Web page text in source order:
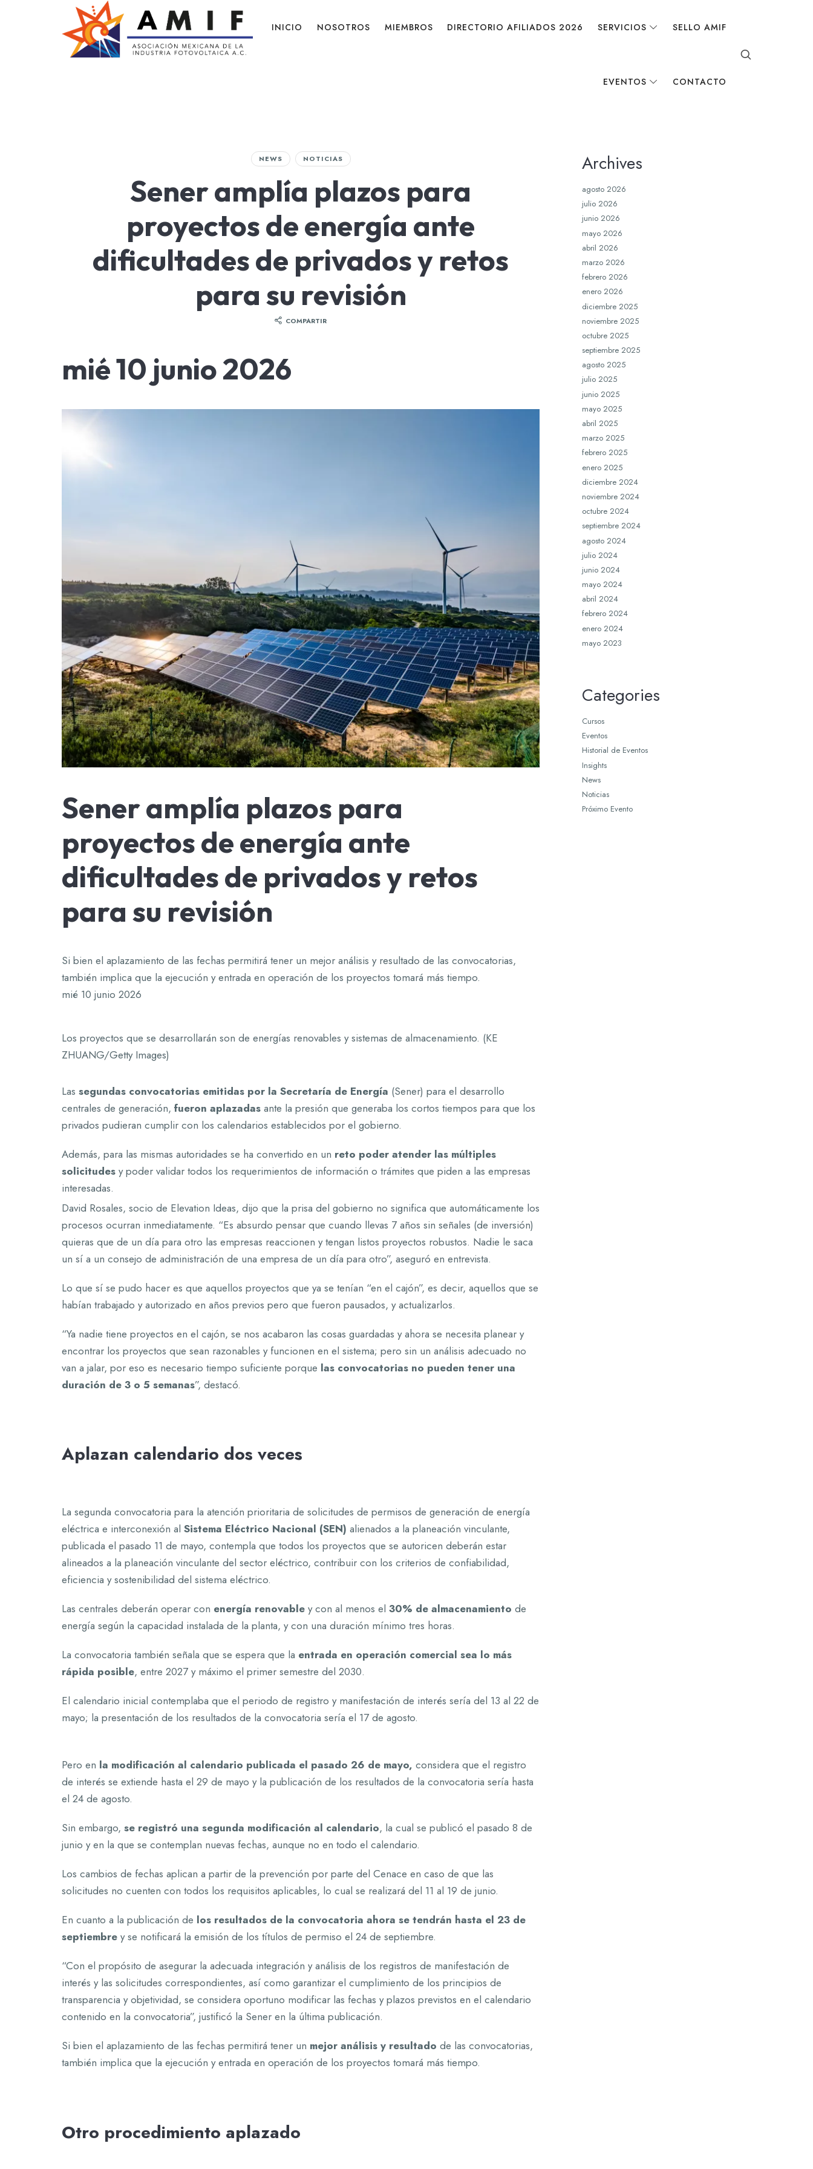
AMIF INICIO NOSOTROS MIEMBROS DIRECTORIO AFILIADOS 2026 SERVICIOS SELLO AMIF
EVENTOS CONTACTO
NEWS NOTICIAS
Sener amplía plazos para
proyectos de energía ante
dificultades de privados y retos
para su revisión
COMPARTIR
mié 10 junio 2026
Sener amplía plazos para
proyectos de energía ante
dificultades de privados y retos
para su revisión
Si bien el aplazamiento de las fechas permitirá tener un mejor análisis y resultado de las convocatorias,
también implica que la ejecución y entrada en operación de los proyectos tomará más tiempo.
mié 10 junio 2026
Los proyectos que se desarrollarán son de energías renovables y sistemas de almacenamiento. (KE
ZHUANG/Getty Images)
Las segundas convocatorias emitidas por la Secretaría de Energía (Sener) para el desarrollo
centrales de generación, fueron aplazadas ante la presión que generaba los cortos tiempos para que los
privados pudieran cumplir con los calendarios establecidos por el gobierno.
Además, para las mismas autoridades se ha convertido en un reto poder atender las múltiples
solicitudes y poder validar todos los requerimientos de información o trámites que piden a las empresas
interesadas.
David Rosales, socio de Elevation Ideas, dijo que la prisa del gobierno no significa que automáticamente los
procesos ocurran inmediatamente. “Es absurdo pensar que cuando llevas 7 años sin señales (de inversión)
quieras que de un día para otro las empresas reaccionen y tengan listos proyectos robustos. Nadie le saca
un sí a un consejo de administración de una empresa de un día para otro”, aseguró en entrevista.
Lo que sí se pudo hacer es que aquellos proyectos que ya se tenían “en el cajón”, es decir, aquellos que se
habían trabajado y autorizado en años previos pero que fueron pausados, y actualizarlos.
“Ya nadie tiene proyectos en el cajón, se nos acabaron las cosas guardadas y ahora se necesita planear y
encontrar los proyectos que sean razonables y funcionen en el sistema; pero sin un análisis adecuado no
van a jalar, por eso es necesario tiempo suficiente porque las convocatorias no pueden tener una
duración de 3 o 5 semanas”, destacó.
Aplazan calendario dos veces
La segunda convocatoria para la atención prioritaria de solicitudes de permisos de generación de energía
eléctrica e interconexión al Sistema Eléctrico Nacional (SEN) alienados a la planeación vinculante,
publicada el pasado 11 de mayo, contempla que todos los proyectos que se autoricen deberán estar
alineados a la planeación vinculante del sector eléctrico, contribuir con los criterios de confiabilidad,
eficiencia y sostenibilidad del sistema eléctrico.
Las centrales deberán operar con energía renovable y con al menos el 30% de almacenamiento de
energía según la capacidad instalada de la planta, y con una duración mínimo tres horas.
La convocatoria también señala que se espera que la entrada en operación comercial sea lo más
rápida posible, entre 2027 y máximo el primer semestre del 2030.
El calendario inicial contemplaba que el periodo de registro y manifestación de interés sería del 13 al 22 de
mayo; la presentación de los resultados de la convocatoria sería el 17 de agosto.
Pero en la modificación al calendario publicada el pasado 26 de mayo, considera que el registro
de interés se extiende hasta el 29 de mayo y la publicación de los resultados de la convocatoria sería hasta
el 24 de agosto.
Sin embargo, se registró una segunda modificación al calendario, la cual se publicó el pasado 8 de
junio y en la que se contemplan nuevas fechas, aunque no en todo el calendario.
Los cambios de fechas aplican a partir de la prevención por parte del Cenace en caso de que las
solicitudes no cuenten con todos los requisitos aplicables, lo cual se realizará del 11 al 19 de junio.
En cuanto a la publicación de los resultados de la convocatoria ahora se tendrán hasta el 23 de
septiembre y se notificará la emisión de los títulos de permiso el 24 de septiembre.
“Con el propósito de asegurar la adecuada integración y análisis de los registros de manifestación de
interés y las solicitudes correspondientes, así como garantizar el cumplimiento de los principios de
transparencia y objetividad, se considera oportuno modificar las fechas y plazos previstos en el calendario
contenido en la convocatoria”, justificó la Sener en la última publicación.
Si bien el aplazamiento de las fechas permitirá tener un mejor análisis y resultado de las convocatorias,
también implica que la ejecución y entrada en operación de los proyectos tomará más tiempo.
Otro procedimiento aplazado
Archives
agosto 2026
julio 2026
junio 2026
mayo 2026
abril 2026
marzo 2026
febrero 2026
enero 2026
diciembre 2025
noviembre 2025
octubre 2025
septiembre 2025
agosto 2025
julio 2025
junio 2025
mayo 2025
abril 2025
marzo 2025
febrero 2025
enero 2025
diciembre 2024
noviembre 2024
octubre 2024
septiembre 2024
agosto 2024
julio 2024
junio 2024
mayo 2024
abril 2024
febrero 2024
enero 2024
mayo 2023
Categories
Cursos
Eventos
Historial de Eventos
Insights
News
Noticias
Próximo Evento